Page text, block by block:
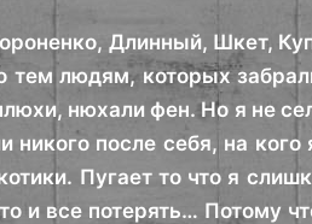
Длинный, Шкет,
тем людям, которых
нюхали фен. Но я не
после себя, на
Пугает то что я
все потерять… Потому